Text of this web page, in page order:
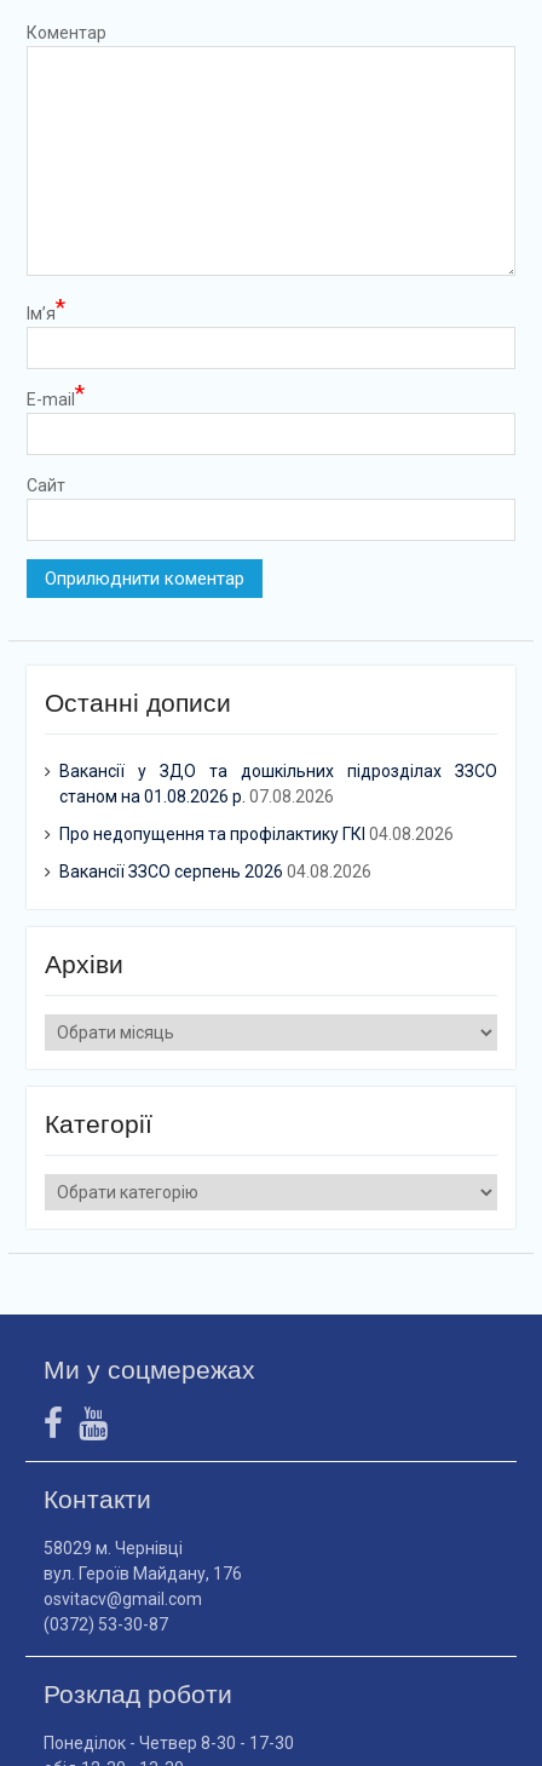
Коментар
Ім’я*
E-mail *
Сайт
Останні дописи
Вакансії у ЗДО та дошкільних підрозділах ЗЗСО
станом на 01.08.2026 р. 07.08.2026
Про недопущення та профілактику ГКІ 04.08.2026
Вакансії ЗЗСО серпень 2026 04.08.2026
Архіви
Архіви
Категорії
Категорії
Ми у соцмережах
Контакти
58029 м. Чернівці
вул. Героїв Майдану, 176
osvitacv@gmail.com
(0372) 53-30-87
Розклад роботи
Понеділок - Четвер 8-30 - 17-30